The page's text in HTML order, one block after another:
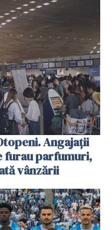
Angajații
furau parfumuri,
vânzării